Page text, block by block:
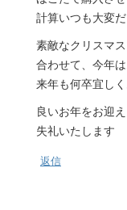
計算いつも大変
素敵なクリスマ
合わせて、今年
来年も何卒宜し
良いお年をお迎
失礼いたします
返信